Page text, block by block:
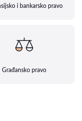
i bankarsko pravo
Građansko pravo